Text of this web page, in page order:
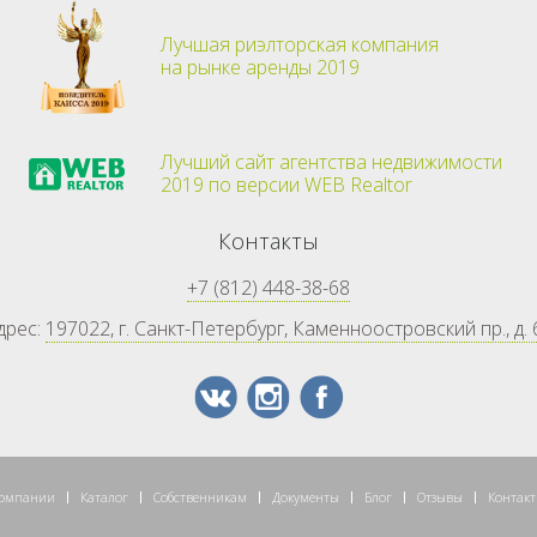
Лучшая риэлторская компания
на рынке аренды 2019
Лучший сайт агентства недвижимости
2019 по версии WEB Realtor
Контакты
+7 (812) 448-38-68
197022, г. Санкт-Петербург, Каменноостровский пр., д.
Каталог Собственникам Документы Блог Отзывы